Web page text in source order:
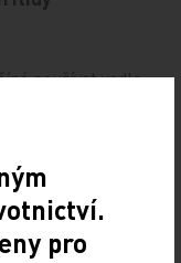
používat vedle
pro